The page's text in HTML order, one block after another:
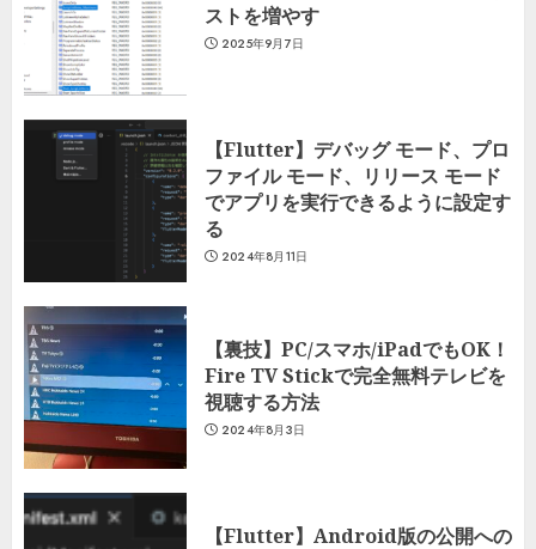
ストを増やす
2025年9月7日
【Flutter】デバッグ モード、プロ
ファイル モード、リリース モード
でアプリを実行できるように設定す
る
2024年8月11日
【裏技】PC/スマホ/iPadでもOK！
Fire TV Stickで完全無料テレビを
視聴する方法
2024年8月3日
【Flutter】Android版の公開への